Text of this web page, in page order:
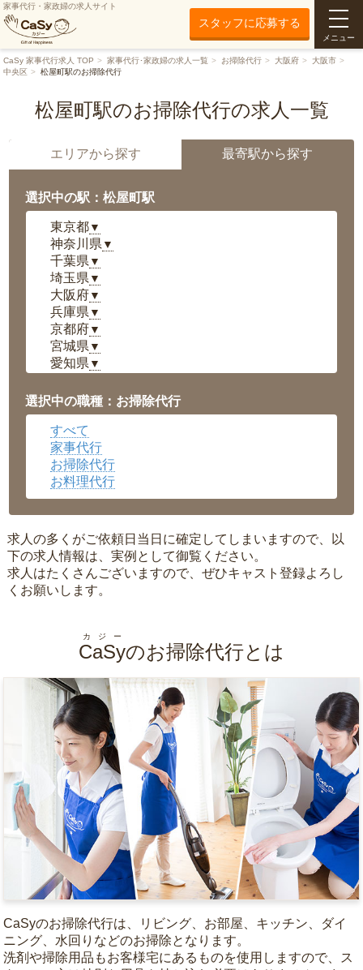
家事代行・家政婦の求人サイト
スタッフに応募する
メニュー
CaSy 家事代行求人 TOP 家事代行･家政婦の求人一覧 お掃除代行 大阪府
大阪市
中央区
松屋町駅のお掃除代行
松屋町駅のお掃除代行の求人一覧
エリアから探す 最寄駅から探す
選択中の駅：松屋町駅
東京都▼
神奈川県 ▼
千葉県 ▼
埼玉県 ▼
大阪府▼
兵庫県 ▼
京都府▼
宮城県 ▼
愛知県 ▼
岡山県▼
広島県▼
沖縄県
選択中の職種：お掃除代行
すべて
家事代行
お掃除代行
お料理代行
求人の多くがご依頼日当日に確定してしまいますので、以
下の求人情報は、実例として御覧ください。
求人はたくさんございますので、ぜひキャスト登録よろし
くお願いします。
CaSy
カジー
のお掃除代行とは
CaSyのお掃除代行は、リビング、お部屋、キッチン、ダイ
ニング、水回りなどのお掃除となります。
洗剤や掃除用品もお客様宅にあるものを使用しますので、ス